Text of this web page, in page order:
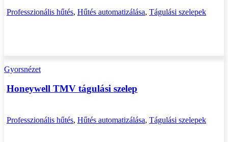
Professzionális hűtés, Hűtés automatizálása, Tágulási szelepek
Gyorsnézet
Honeywell TMV tágulási szelep
Professzionális hűtés, Hűtés automatizálása, Tágulási szelepek